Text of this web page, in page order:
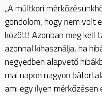
„A múltkori
gondolom, hogy nem volt
között! Azonban meg kell
azonnal kihasználja, ha
negyedben alapvető
mai napon nagyon
ami egy ilyen